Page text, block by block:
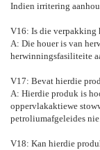
Indien irritering
V16: Is die verpakking
A: Die houer is van
herwinningsfasiliteite
V17: Bevat hierdie
A: Hierdie produk is
oppervlakaktiewe
petroliumafgeleides
V18: Kan hierdie